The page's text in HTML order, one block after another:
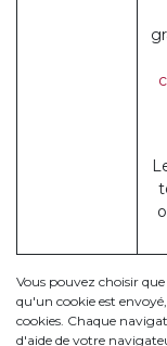
Vous pouvez choisir
qu'un cookie est
cookies. Chaque
d'aide de votre